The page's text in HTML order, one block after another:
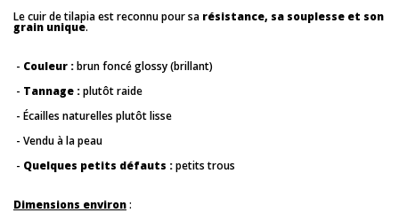
Le cuir de tilapia est reconnu pour sa résistance, sa souplesse et son
grain unique.
- Couleur :brun foncé glossy (brillant)
- Tannage :plutôt raide
- Écailles naturelles plutôt lisse
- Vendu à la peau
- Quelques petits défauts :petits trous
Dimensions environ: